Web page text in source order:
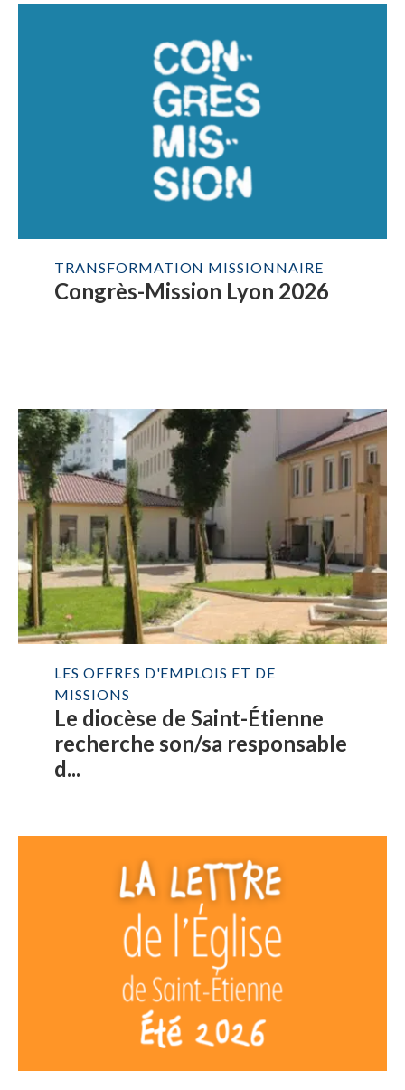
TRANSFORMATION MISSIONNAIRE
Congrès-Mission Lyon 2026
LES OFFRES D'EMPLOIS ET DE
MISSIONS
Le diocèse de Saint-Étienne
recherche son/sa responsable
d...